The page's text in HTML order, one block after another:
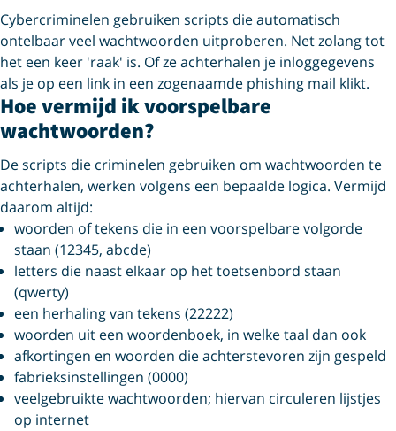
Cybercriminelen gebruiken scripts die automatisch
ontelbaar veel wachtwoorden uitproberen. Net zolang tot
het een keer 'raak' is. Of ze achterhalen je inloggegevens
als je op een link in een zogenaamde phishing mail klikt.
Hoe vermijd ik voorspelbare
wachtwoorden?
De scripts die criminelen gebruiken om wachtwoorden te
achterhalen, werken volgens een bepaalde logica. Vermijd
daarom altijd:
woorden of tekens die in een voorspelbare volgorde
staan (12345, abcde)
letters die naast elkaar op het toetsenbord staan
(qwerty)
een herhaling van tekens (22222)
woorden uit een woordenboek, in welke taal dan ook
afkortingen en woorden die achterstevoren zijn gespeld
fabrieksinstellingen (0000)
veelgebruikte wachtwoorden; hiervan circuleren lijstjes
op internet